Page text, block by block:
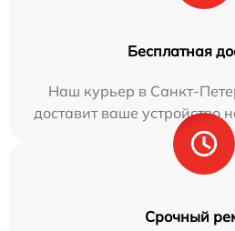
Бесплатная
Наш курьер в Санкт-
доставит ваше устройство
Срочный